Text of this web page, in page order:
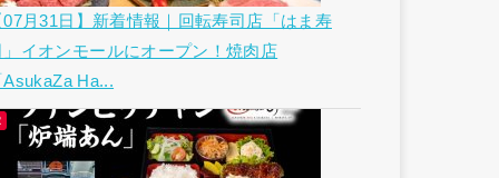
07月31日】新着情報｜回転寿司店「はま寿
」イオンモールにオープン！焼肉店
AsukaZa Ha...